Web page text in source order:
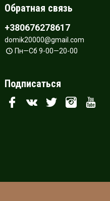
Обратная связь
+380676278617
domik20000@gmail.com
Пн—Сб 9-00—20-00
Подписаться